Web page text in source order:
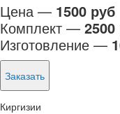
Цена — 1500 руб
Комплект —
Изготовление —
Заказать
Киргизии